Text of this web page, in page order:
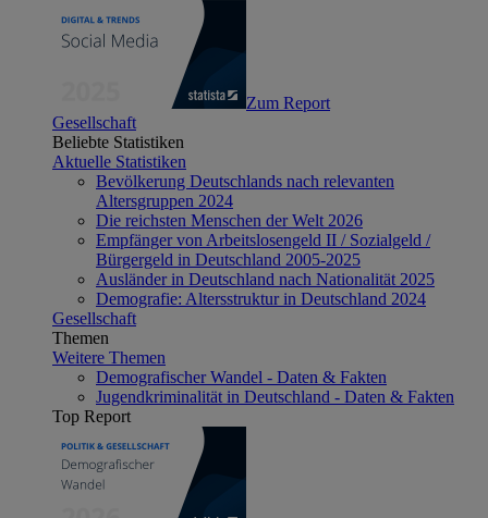
Zum Report
Gesellschaft
Beliebte Statistiken
Aktuelle Statistiken
Bevölkerung Deutschlands nach relevanten
Altersgruppen 2024
Die reichsten Menschen der Welt 2026
Empfänger von Arbeitslosengeld II / Sozialgeld /
Bürgergeld in Deutschland 2005-2025
Ausländer in Deutschland nach Nationalität 2025
Demografie: Altersstruktur in Deutschland 2024
Gesellschaft
Themen
Weitere Themen
Demografischer Wandel - Daten & Fakten
Jugendkriminalität in Deutschland - Daten & Fakten
Top Report